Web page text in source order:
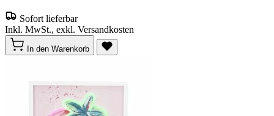
Sofort lieferbar
Inkl. MwSt., exkl. Versandkosten
In den Warenkorb